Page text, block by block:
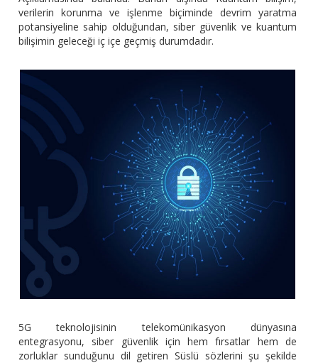
verilerin korunma ve işlenme biçiminde devrim yaratma
potansiyeline sahip olduğundan, siber güvenlik ve kuantum
bilişimin geleceği iç içe geçmiş durumdadır.
5G teknolojisinin telekomünikasyon dünyasına
entegrasyonu, siber güvenlik için hem fırsatlar hem de
zorluklar sunduğunu dil getiren Süslü sözlerini şu şekilde